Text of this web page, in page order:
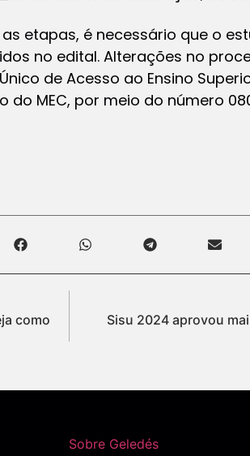
etapas, é necessário que o
no edital. Alterações no
de Acesso ao Ensino
MEC, por meio do número
como
Sisu 2024 aprovou
Sobre Geledés